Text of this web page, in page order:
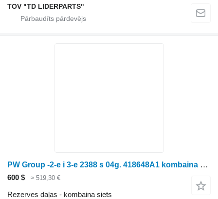
TOV "TD LIDERPARTS"
PW Group -2-e i 3-e 2388 s 04g. 418648A1 kombaina siets paredzēts graudu kombaina
600 $ ≈ 519,30 €
Rezerves daļas - kombaina siets